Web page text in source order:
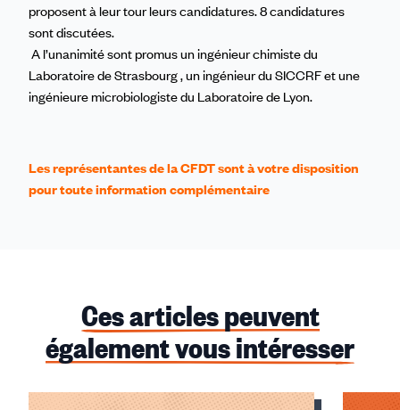
proposent à leur tour leurs candidatures. 8 candidatures
sont discutées.
A l’unanimité sont promus un ingénieur chimiste du
Laboratoire de Strasbourg , un ingénieur du SICCRF et une
ingénieure microbiologiste du Laboratoire de Lyon.
Les représentantes de la CFDT sont à votre disposition
pour toute information complémentaire
Ces articles peuvent
également vous intéresser